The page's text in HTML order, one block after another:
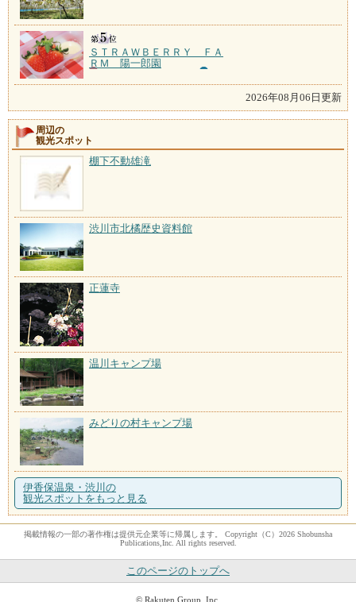
ＳＴＲＡＷＢＥＲＲＹ ＦＡ
ＲＭ 陽一郎園
2026年08月06日更新
周辺の
観光スポット
棚下不動雄滝
渋川市北橘歴史資料館
正蓮寺
温川キャンプ場
みどりの村キャンプ場
伊香保温泉・渋川の
観光スポットをもっと見る
掲載情報の一部の著作権は提供元企業等に帰属します。 Copyright（C）2026 Shobunsha
Publications,Inc. All rights reserved.
このページのトップへ
© Rakuten Group, Inc.